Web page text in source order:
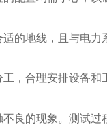
的地线，且与电力
，合理安排设备和
良的现象。测试过